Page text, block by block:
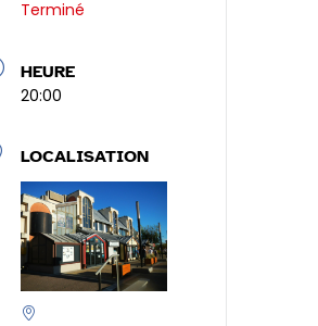
Terminé
HEURE
20:00
LOCALISATION